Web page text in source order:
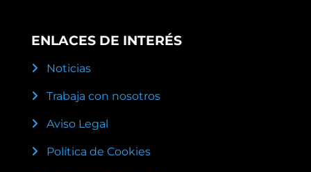
ENLACES DE INTERÉS
Noticias
Trabaja con nosotros
Aviso Legal
Política de Cookies